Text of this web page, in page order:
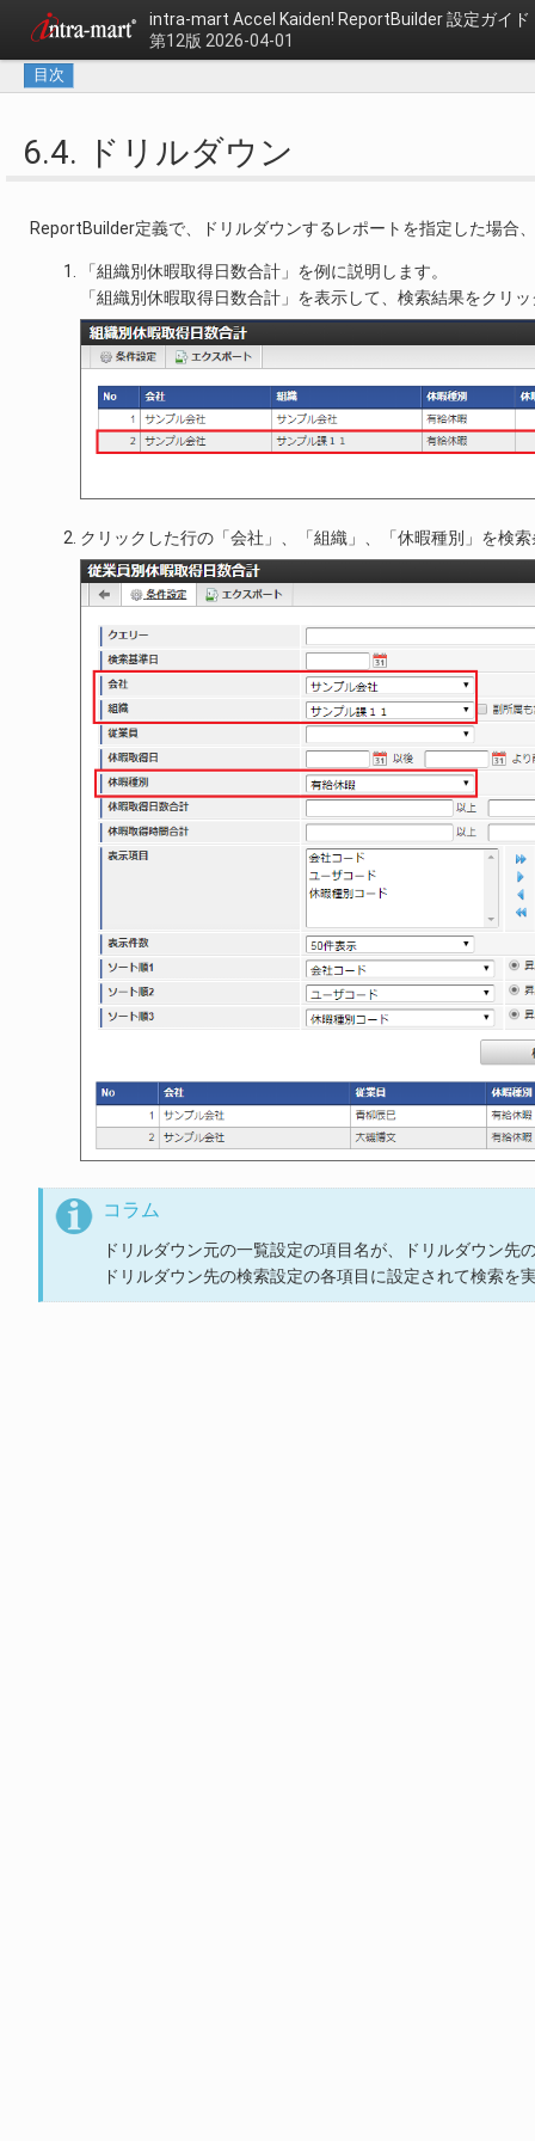
intra-mart Accel Kaiden! ReportBuilder 設定ガイド
第12版 2026-04-01
目次
6.4. ドリルダウン
ReportBuilder定義で、ドリルダウンするレポートを指定した場合
「組織別休暇取得日数合計」を例に説明します。
「組織別休暇取得日数合計」を表示して、検索結果をクリ
クリックした行の「会社」、「組織」、「休暇種別」を検
コラム
ドリルダウン元の一覧設定の項目名が、ドリルダウン
ドリルダウン先の検索設定の各項目に設定されて検索を